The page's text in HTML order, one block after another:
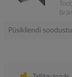
Püsikliendi